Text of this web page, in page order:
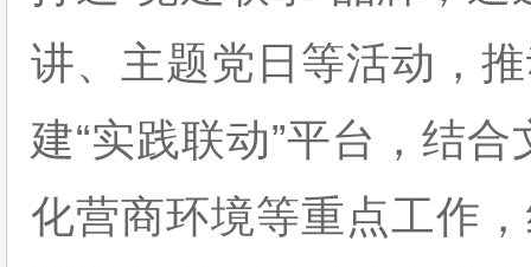
讲、主题党日等活动，
建“实践联动”平台，结
化营商环境等重点工作